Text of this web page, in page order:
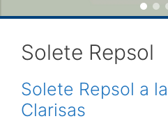
Solete Repsol
Solete Repsol a
Clarisas